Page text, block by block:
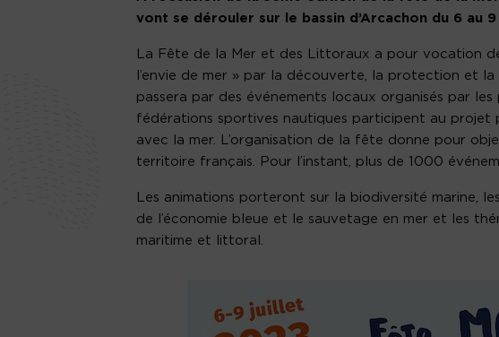
vont se dérouler sur le bassin d’Arcachon du 6 au
La Fête de la Mer et des Littoraux a pour vocation
l’envie de mer » par la découverte, la protection et
passera par des événements locaux organisés par
fédérations sportives nautiques participent au
avec la mer. L’organisation de la fête donne pour
territoire français. Pour l’instant, plus de 1000
Les animations porteront sur la biodiversité marine,
de l’économie bleue et le sauvetage en mer et les
maritime et littoral.